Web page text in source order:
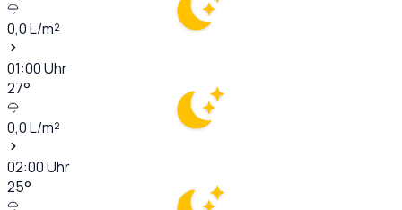
0,0L/m²
01:00Uhr
27°
0,0L/m²
02:00Uhr
25°